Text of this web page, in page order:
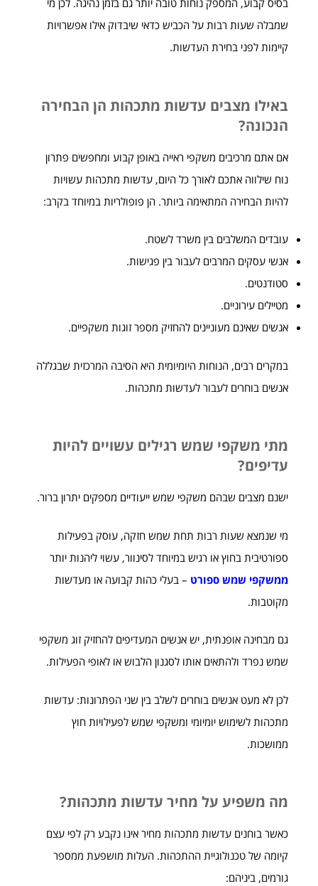
בסיס קבוע, המספק נוחות טובה יותר גם בזמן נהיגה. לכן מי
שמבלה שעות רבות על הכביש כדאי שיבדוק אילו אפשרויות
קיימות לפני בחירת העדשות.
באילו מצבים עדשות מתכהות הן הבחירה
הנכונה?
אם אתם מרכיבים משקפי ראייה באופן קבוע ומחפשים פתרון
נוח שילווה אתכם לאורך כל היום, עדשות מתכהות עשויות
להיות הבחירה המתאימה ביותר. הן פופולריות במיוחד בקרב:
עובדים המשלבים בין משרד לשטח.
אנשי עסקים המרבים לעבור בין פגישות.
סטודנטים.
מטיילים עירוניים.
אנשים שאינם מעוניינים להחזיק מספר זוגות משקפיים.
במקרים רבים, הנוחות היומיומית היא הסיבה המרכזית שבגללה
אנשים בוחרים לעבור לעדשות מתכהות.
מתי משקפי שמש רגילים עשויים להיות
עדיפים?
ישנם מצבים שבהם משקפי שמש ייעודיים מספקים יתרון ברור.
מי שנמצא שעות רבות תחת שמש חזקה, עוסק בפעילות
ספורטיבית בחוץ או רגיש במיוחד לסינוור, עשוי ליהנות יותר
ממשקפי שמש ספורט– בעלי כהות קבועה או מעדשות
מקוטבות.
גם מבחינה אופנתית, יש אנשים המעדיפים להחזיק זוג משקפי
שמש נפרד ולהתאים אותו לסגנון הלבוש או לאופי הפעילות.
לכן לא מעט אנשים בוחרים לשלב בין שני הפתרונות: עדשות
מתכהות לשימוש יומיומי ומשקפי שמש לפעילויות חוץ
ממושכות.
מה משפיע על מחיר עדשות מתכהות?
כאשר בוחנים עדשות מתכהות מחיר אינו נקבע רק לפי עצם
קיומה של טכנולוגיית ההתכהות. העלות מושפעת ממספר
גורמים, ביניהם: